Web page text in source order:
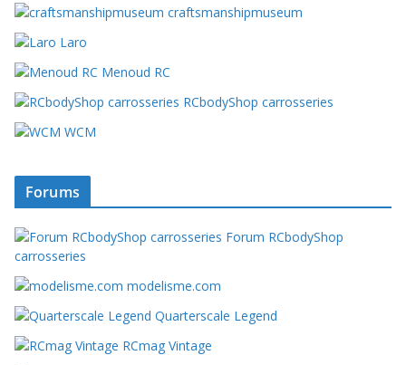
craftsmanshipmuseum
Laro
Menoud RC
RCbodyShop carrosseries
WCM
Forums
Forum RCbodyShop
carrosseries
modelisme.com
Quarterscale Legend
RCmag Vintage